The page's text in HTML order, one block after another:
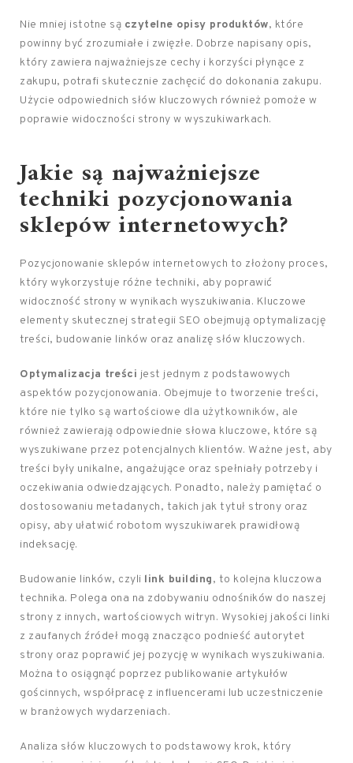
Nie mniej istotne są czytelne opisy produktów, które
powinny być zrozumiałe i zwięzłe. Dobrze napisany opis,
który zawiera najważniejsze cechy i korzyści płynące z
zakupu, potrafi skutecznie zachęcić do dokonania zakupu.
Użycie odpowiednich słów kluczowych również pomoże w
poprawie widoczności strony w wyszukiwarkach.
Jakie są najważniejsze
techniki pozycjonowania
sklepów internetowych?
Pozycjonowanie sklepów internetowych to złożony proces,
który wykorzystuje różne techniki, aby poprawić
widoczność strony w wynikach wyszukiwania. Kluczowe
elementy skutecznej strategii SEO obejmują optymalizację
treści, budowanie linków oraz analizę słów kluczowych.
Optymalizacja treści jest jednym z podstawowych
aspektów pozycjonowania. Obejmuje to tworzenie treści,
które nie tylko są wartościowe dla użytkowników, ale
również zawierają odpowiednie słowa kluczowe, które są
wyszukiwane przez potencjalnych klientów. Ważne jest, aby
treści były unikalne, angażujące oraz spełniały potrzeby i
oczekiwania odwiedzających. Ponadto, należy pamiętać o
dostosowaniu metadanych, takich jak tytuł strony oraz
opisy, aby ułatwić robotom wyszukiwarek prawidłową
indeksację.
Budowanie linków, czyli link building, to kolejna kluczowa
technika. Polega ona na zdobywaniu odnośników do naszej
strony z innych, wartościowych witryn. Wysokiej jakości linki
z zaufanych źródeł mogą znacząco podnieść autorytet
strony oraz poprawić jej pozycję w wynikach wyszukiwania.
Można to osiągnąć poprzez publikowanie artykułów
gościnnych, współpracę z influencerami lub uczestniczenie
w branżowych wydarzeniach.
Analiza słów kluczowych to podstawowy krok, który